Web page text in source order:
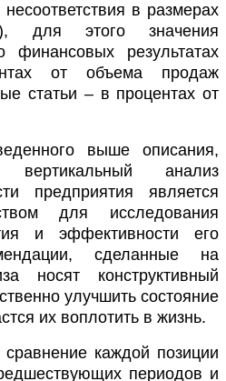
в размерах
для этого значения
финансовых результатах
от объема продаж
статьи – в процентах от
выше описания,
вертикальный анализ
предприятия является
для исследования
и эффективности его
сделанные на
носят конструктивный
улучшить состояние
их воплотить в жизнь.
сравнение каждой позиции
периодов и